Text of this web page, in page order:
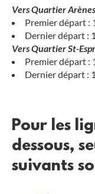
Vers Quartier Arènes
Premier départ :
Dernier départ :
Vers Quartier St-
Premier départ :
Dernier départ :
Pour les
dessous,
suivants